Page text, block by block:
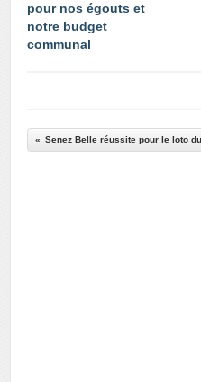
pour nos égouts et
notre budget
communal